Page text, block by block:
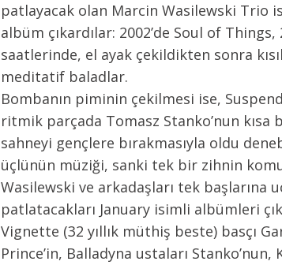
patlayacak olan Marcin Wasilewski Trio
albüm çıkardılar: 2002’de Soul of
saatlerinde, el ayak çekildikten sonra
meditatif baladlar.
Bombanın piminin çekilmesi ise,
ritmik parçada Tomasz Stanko’nun
sahneyi gençlere bırakmasıyla oldu
üçlünün müziği, sanki tek bir zihnin
Wasilewski ve arkadaşları tek başlarına
patlatacakları January isimli albümleri
Vignette (32 yıllık müthiş beste) basçı
Prince’in, Balladyna ustaları